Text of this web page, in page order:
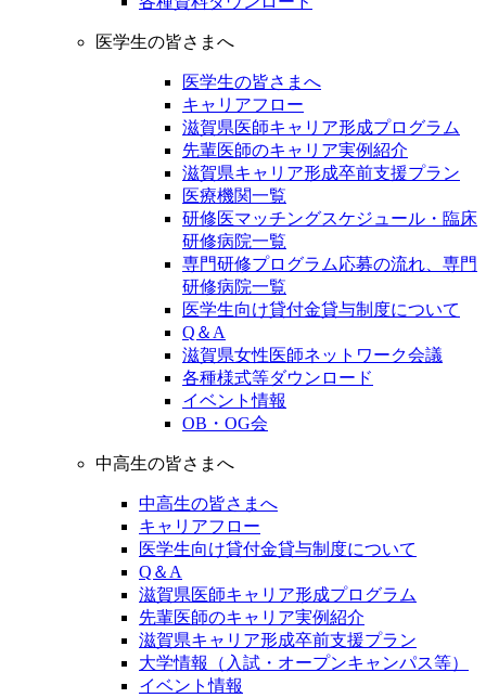
医学生の皆さまへ
医学生の皆さまへ
キャリアフロー
滋賀県医師キャリア形成プログラム
先輩医師のキャリア実例紹介
滋賀県キャリア形成卒前支援プラン
医療機関一覧
研修医マッチングスケジュール・臨床
研修病院一覧
専門研修プログラム応募の流れ、専門
研修病院一覧
医学生向け貸付金貸与制度について
Q＆A
滋賀県女性医師ネットワーク会議
各種様式等ダウンロード
イベント情報
OB・OG会
中高生の皆さまへ
中高生の皆さまへ
キャリアフロー
医学生向け貸付金貸与制度について
Q＆A
滋賀県医師キャリア形成プログラム
先輩医師のキャリア実例紹介
滋賀県キャリア形成卒前支援プラン
大学情報（入試・オープンキャンパス等）
イベント情報